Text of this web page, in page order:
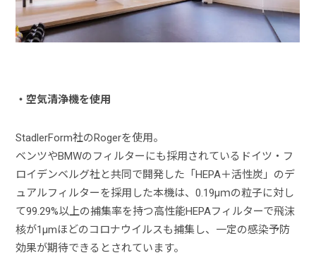
・空気清浄機を使用
StadlerForm社のRogerを使用。
ベンツやBMWのフィルターにも採用されているドイツ・フ
ロイデンベルグ社と共同で開発した「HEPA＋活性炭」のデ
ュアルフィルターを採用した本機は、0.19μｍの粒子に対し
て99.29%以上の捕集率を持つ高性能HEPAフィルターで飛沫
核が1µmほどのコロナウイルスも捕集し、一定の感染予防
効果が期待できるとされています。